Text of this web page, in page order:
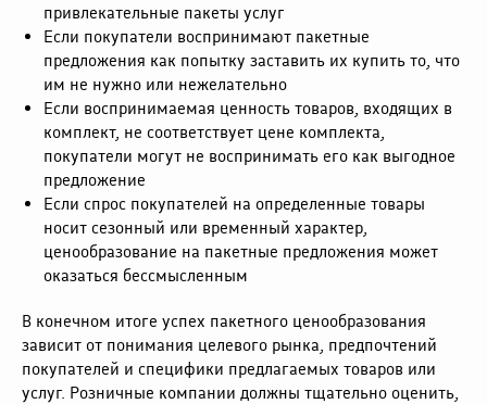
привлекательные пакеты услуг
Если покупатели воспринимают пакетные
предложения как попытку заставить их купить то, что
им не нужно или нежелательно
Если воспринимаемая ценность товаров, входящих в
комплект, не соответствует цене комплекта,
покупатели могут не воспринимать его как выгодное
предложение
Если спрос покупателей на определенные товары
носит сезонный или временный характер,
ценообразование на пакетные предложения может
оказаться бессмысленным
В конечном итоге успех пакетного ценообразования
зависит от понимания целевого рынка, предпочтений
покупателей и специфики предлагаемых товаров или
услуг. Розничные компании должны тщательно оценить,